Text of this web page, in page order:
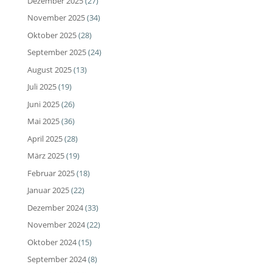
November 2025(34)
Oktober 2025(28)
September 2025(24)
August 2025(13)
Juli 2025(19)
Juni 2025(26)
Mai 2025(36)
April 2025(28)
März 2025(19)
Februar 2025(18)
Januar 2025(22)
Dezember 2024(33)
November 2024(22)
Oktober 2024(15)
September 2024(8)